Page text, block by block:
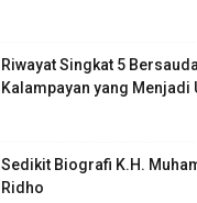
Riwayat Singkat 5
Kalampayan yang Menjadi
Sedikit Biografi K.H.
Ridho